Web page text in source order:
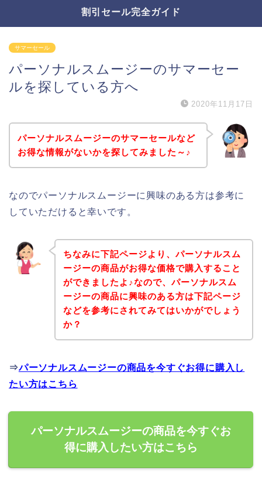
割引セール完全ガイド
サマーセール
パーソナルスムージーのサマーセー
ルを探している方へ
2020年11月17日
パーソナルスムージーのサマーセールなど
お得な情報がないかを探してみました～♪
なのでパーソナルスムージーに興味のある方は参考に
していただけると幸いです。
ちなみに下記ページより、パーソナルスム
ージーの商品がお得な価格で購入すること
ができましたよ♪なので、パーソナルスム
ージーの商品に興味のある方は下記ページ
などを参考にされてみてはいかがでしょう
か？
⇒パーソナルスムージーの商品を今すぐお得に購入し
たい方はこちら
パーソナルスムージーの商品を今すぐお
得に購入したい方はこちら